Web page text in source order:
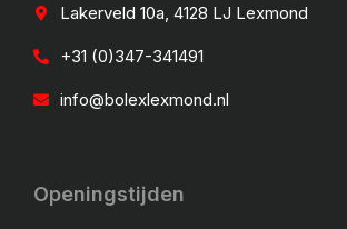
Lakerveld 10a, 4128 LJ Lexmond
+31 (0)347-341491
info@bolexlexmond.nl
Openingstijden